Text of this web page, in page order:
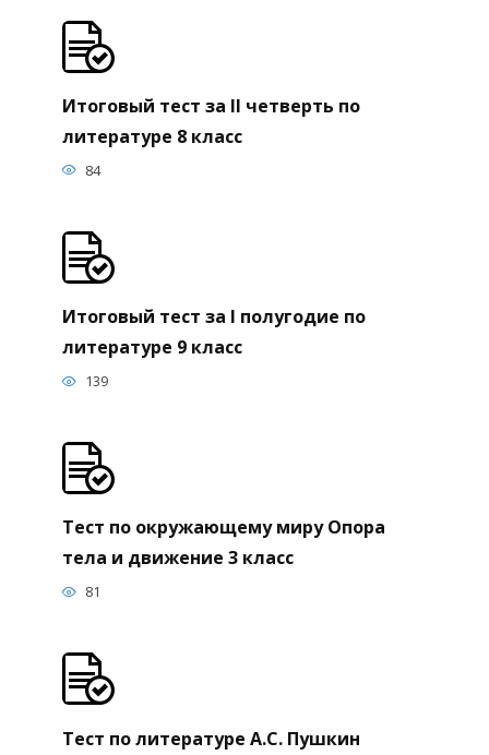
Итоговый тест за II четверть по
литературе 8 класс
84
Итоговый тест за I полугодие по
литературе 9 класс
139
Тест по окружающему миру Опора
тела и движение 3 класс
81
Тест по литературе А.С. Пушкин